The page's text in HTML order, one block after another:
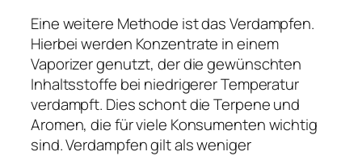
Eine weitere Methode ist das Verdampfen.
Hierbei werden Konzentrate in einem
Vaporizer genutzt, der die gewünschten
Inhaltsstoffe bei niedrigerer Temperatur
verdampft. Dies schont die Terpene und
Aromen, die für viele Konsumenten wichtig
sind. Verdampfen gilt als weniger